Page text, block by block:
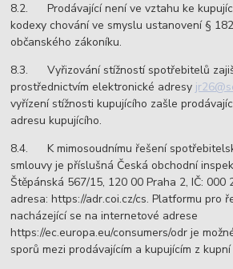
8.2. Prodávající není ve vztahu ke
kodexy chování ve smyslu ustanovení §
občanského zákoníku.
8.3. Vyřizování stížností spotřebitelů
prostřednictvím elektronické adresy
vyřízení stížnosti kupujícího zašle
adresu kupujícího.
8.4. K mimosoudnímu řešení
smlouvy je příslušná Česká obchodní
Štěpánská 567/15, 120 00 Praha 2, IČ: 000
adresa: https://adr.coi.cz/cs. Platformu pro
nacházející se na internetové adrese
https://ec.europa.eu/consumers/odr je
sporů mezi prodávajícím a kupujícím z kupní